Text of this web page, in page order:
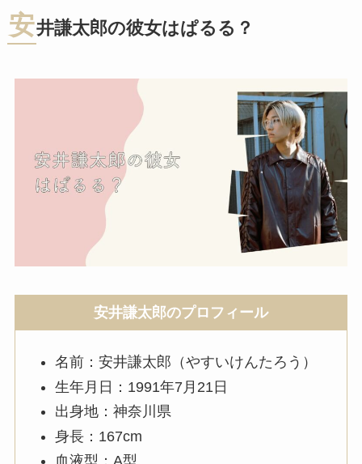
安井謙太郎の彼女はぱるる？
安井謙太郎のプロフィール
名前：安井謙太郎（やすいけんたろう）
生年月日：1991年7月21日
出身地：神奈川県
身長：167cm